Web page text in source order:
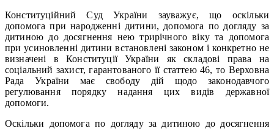
Конституційний Суд України зауважує, що оскільки
допомога при народженні дитини, допомога по догляду за
дитиною до досягнення нею трирічного віку та допомога
при усиновленні дитини встановлені законом і конкретно не
визначені в Конституції України як складові права на
соціальний захист, гарантованого її статтею 46, то Верховна
Рада України має свободу дій щодо законодавчого
регулювання порядку надання цих видів державної
допомоги.
Оскільки допомога по догляду за дитиною до досягнення